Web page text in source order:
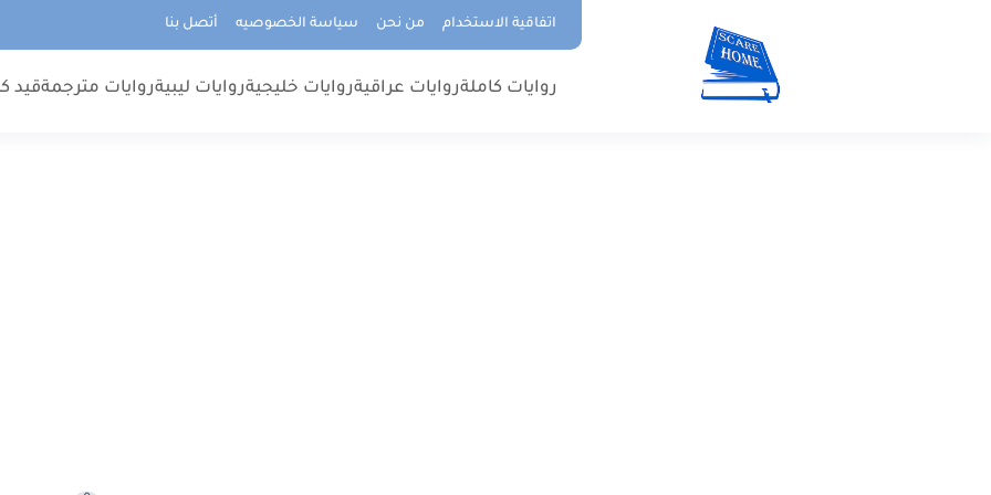
اتفاقية الاستخدام من نحن سياسة الخصوصيه أتصل بنا
روايات كاملةروايات عراقيةروايات خليجيةروايات ليبيةروايات مترجمةقيد